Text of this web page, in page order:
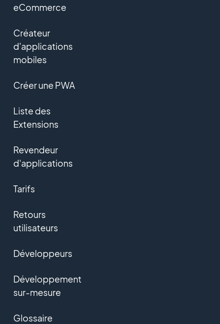
eCommerce
Créateur
d'applications
mobiles
Créer une PWA
Liste des
Extensions
Revendeur
d'applications
Tarifs
Retours
utilisateurs
Développeurs
Développement
sur-mesure
Glossaire